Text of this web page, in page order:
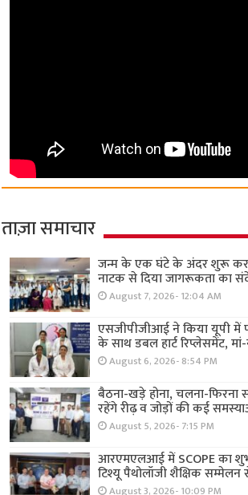
ताज़ा समाचार
जन्म के एक घंटे के अंदर शुरू कर
नाटक से दिया जागरूकता का
August 7, 2026- 12:04 AM
एसजीपीजीआई ने किया यूपी में
के साथ डबल हार्ट रिप्लेसमेंट,
August 6, 2026- 8:54 PM
बैठना-खड़े होना, चलना-फिरना
रहेंगे रीढ़ व जोड़ों की कई
August 5, 2026- 7:15 PM
आरएमएलआई में SCOPE का
टिश्यू पैथोलॉजी शैक्षिक
August 3, 2026- 10:09 PM